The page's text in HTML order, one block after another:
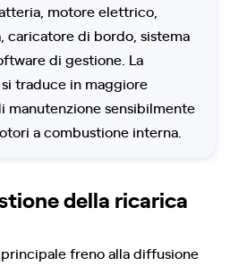
motore elettrico,
caricatore di bordo, sistema
di gestione. La
traduce in maggiore
manutenzione sensibilmente
a combustione interna.
della ricarica
freno alla diffusione